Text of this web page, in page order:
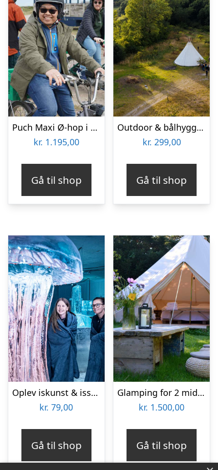
Puch Maxi Ø-hop i Limfjorden med Maxitours
kr. 1.195,00
Gå til shop
Outdoor & bålhygge i lavvu med SeaRangers
kr. 299,00
Gå til shop
Oplev iskunst & isskulpturer
kr. 79,00
Gå til shop
Glamping for 2 midt i Langelands smukke natur hos Littlest
kr. 1.500,00
Gå til shop